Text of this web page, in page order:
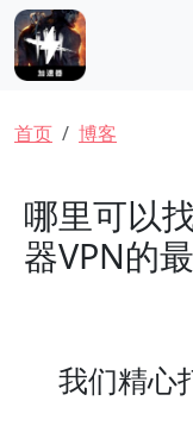
跳转到主要内容
面包屑
首页 博客
哪里可以
器VPN的
我们精心